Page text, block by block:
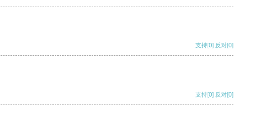
支持[0] 反对[0]
支持[0] 反对[0]